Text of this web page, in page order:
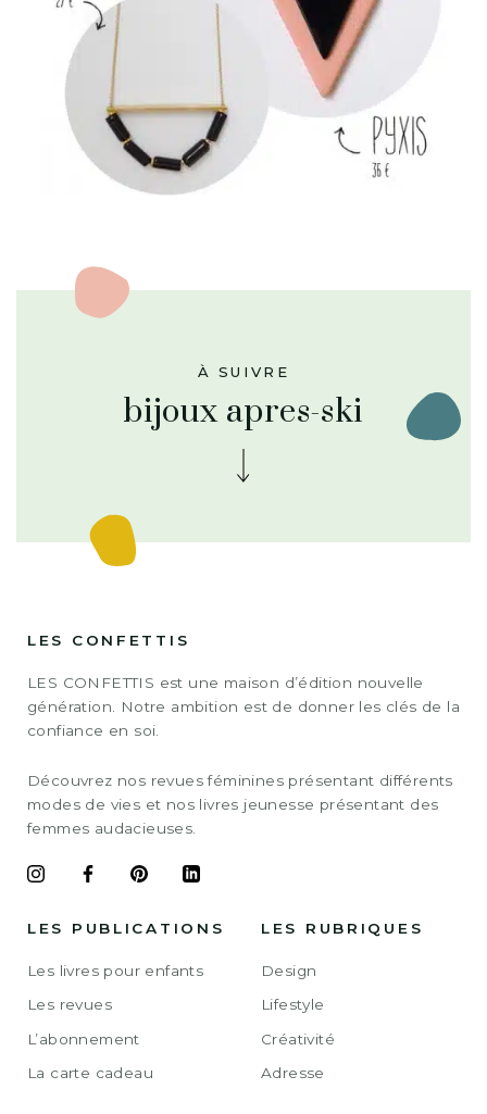
À SUIVRE
bijoux apres-ski
LES CONFETTIS
LES CONFETTIS est une maison d’édition nouvelle
génération. Notre ambition est de donner les clés de la
confiance en soi.
Découvrez nos revues féminines présentant différents
modes de vies et nos livres jeunesse présentant des
femmes audacieuses.
LES PUBLICATIONS
Les livres pour enfants
Les revues
L’abonnement
La carte cadeau
LES RUBRIQUES
Design
Lifestyle
Créativité
Adresse